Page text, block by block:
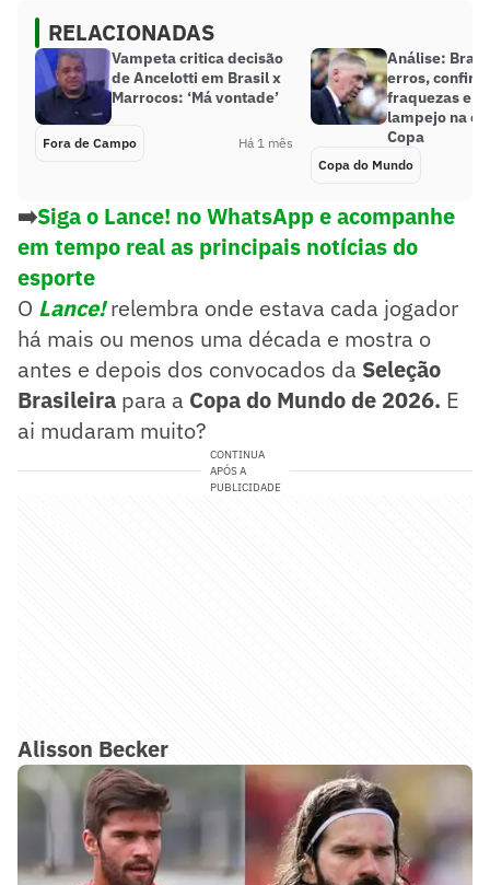
RELACIONADAS
Vampeta critica decisão
de Ancelotti em Brasil x
Marrocos: ‘Má vontade’
Fora de Campo Há 1 mês
Análise:
erros,
fraquezas e
lampejo na
Copa
Copa do Mundo
➡️Siga o Lance! no WhatsApp e acompanhe
em tempo real as principais notícias do
esporte
O Lance!relembra onde estava cada jogador
há mais ou menos uma década e mostra o
antes e depois dos convocados da Seleção
Brasileira para a Copa do Mundo de 2026. E
ai mudaram muito?
CONTINUA
APÓS A
PUBLICIDADE
Alisson Becker